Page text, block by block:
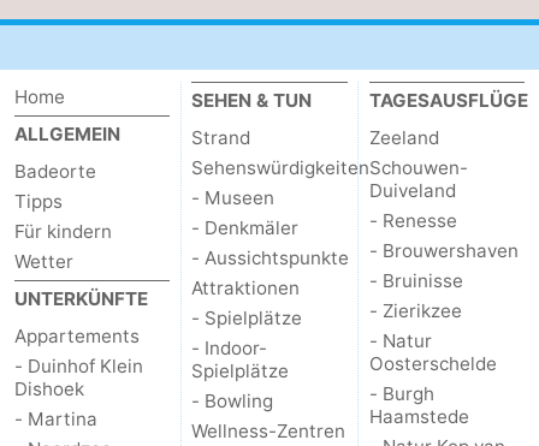
Home
ALLGEMEIN
Badeorte
Tipps
Für kindern
Wetter
UNTERKÜNFTE
Appartements
- Duinhof Klein
Dishoek
- Martina
SEHEN & TUN
Strand
Sehenswürdigkeiten
- Museen
- Denkmäler
- Aussichtspunkte
Attraktionen
- Spielplätze
- Indoor-
Spielplätze
- Bowling
Wellness-Zentren
TAGESAUSFLÜGE
Zeeland
Schouwen-
Duiveland
- Renesse
- Brouwershaven
- Bruinisse
- Zierikzee
- Natur
Oosterschelde
- Burgh
Haamstede